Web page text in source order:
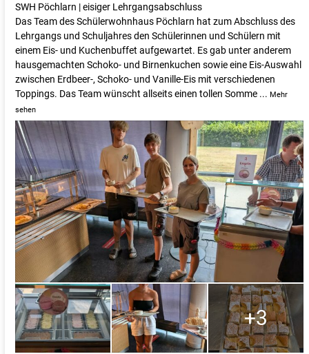
SWH Pöchlarn | eisiger Lehrgangsabschluss
Das Team des Schülerwohnhaus Pöchlarn hat zum Abschluss des
Lehrgangs und Schuljahres den Schülerinnen und Schülern mit
einem Eis- und Kuchenbuffet aufgewartet. Es gab unter anderem
hausgemachten Schoko- und Birnenkuchen sowie eine Eis-Auswahl
zwischen Erdbeer-, Schoko- und Vanille-Eis mit verschiedenen
Toppings. Das Team wünscht allseits einen tollen Somme ... Mehr
sehen
+3